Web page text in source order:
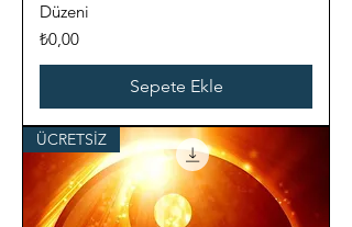
Düzeni
Fiyat
₺0,00
Sepete Ekle
ÜCRETSİZ